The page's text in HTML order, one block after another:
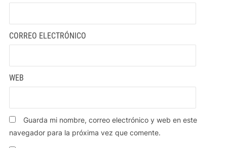
CORREO ELECTRÓNICO
WEB
Guarda mi nombre, correo electrónico y web en este
navegador para la próxima vez que comente.